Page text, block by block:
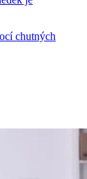
chutných